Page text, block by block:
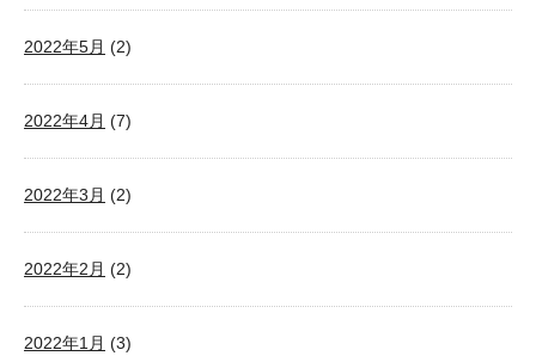
2022年5月 (2)
2022年4月 (7)
2022年3月 (2)
2022年2月 (2)
2022年1月 (3)